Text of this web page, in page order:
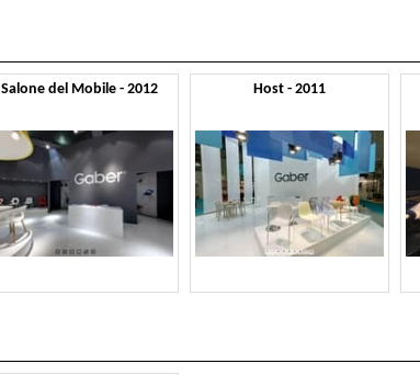
Salone del Mobile - 2012 Host - 2011